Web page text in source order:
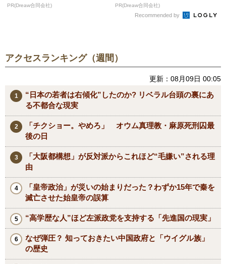
PR(Dreaw合同会社) PR(Dreaw合同会社)
Recommended by
アクセスランキング（週間）
更新：08月09日 00:05
“日本の若者は右傾化”したのか? リベラル台頭の裏にあ
る不都合な現実
「チクショー。やめろ」 オウム真理教・麻原死刑囚最
後の日
「大阪都構想」が反対派からこれほど“毛嫌い”される理
由
「皇帝政治」が災いの始まりだった？わずか15年で秦を
滅亡させた始皇帝の誤算
“高学歴な人”ほど左派政党を支持する「先進国の現実」
なぜ弾圧？ 知っておきたい中国政府と「ウイグル族」
の歴史